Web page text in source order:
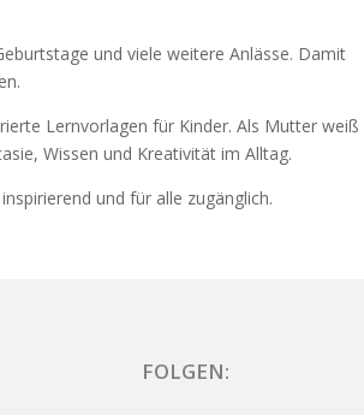
und viele weitere Anlässe. Damit
Lernvorlagen für Kinder. Als Mutter weiß
Wissen und Kreativität im Alltag.
und für alle zugänglich.
FOLGEN: